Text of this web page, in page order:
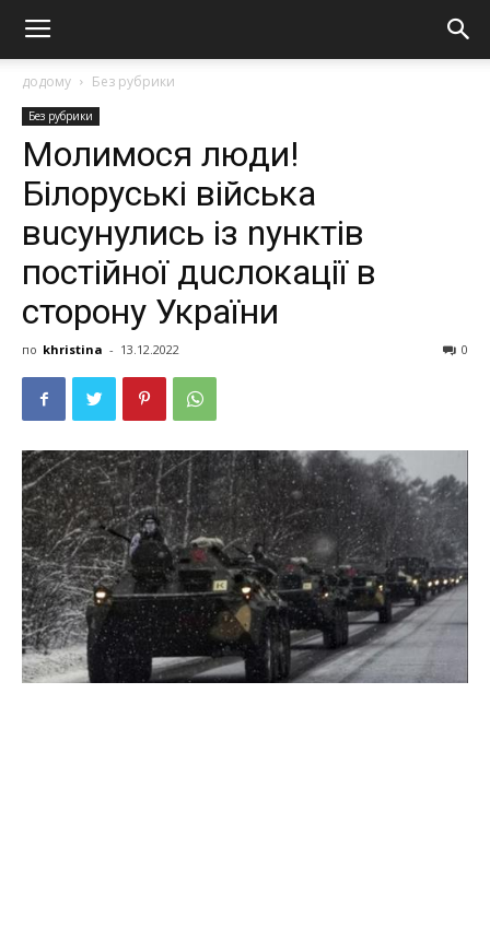
додому Без рубрики
Без рубрики
Молимося люди!
Білoрyські війська
вuсунулись із nунктів
постійної дuслокації в
сторону України
по khristina - 13.12.2022 0